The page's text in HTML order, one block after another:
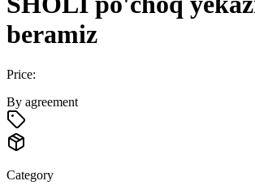
beramiz
Price:
By agreement
Category